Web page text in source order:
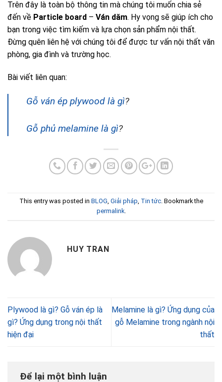
Trên đây là toàn bộ thông tin mà chúng tôi muốn chia sẻ
đến về Particle board – Ván dăm. Hy vọng sẽ giúp ích cho
bạn trong việc tìm kiếm và lựa chọn sản phẩm nội thất.
Đừng quên liên hệ với chúng tôi để được tư vấn nội thất văn
phòng, gia đình và trường học.
Bài viết liên quan:
Gỗ ván ép plywood là gì?
Gỗ phủ melamine là gì?
This entry was posted in BLOG, Giải pháp, Tin tức. Bookmark the
permalink.
HUY TRAN
Plywood là gì? Gỗ ván ép là
gì? Ứng dụng trong nội thất
hiện đại
Melamine là gì? Ứng dụng của
gỗ Melamine trong ngành nội
thất
Để lại một bình luận